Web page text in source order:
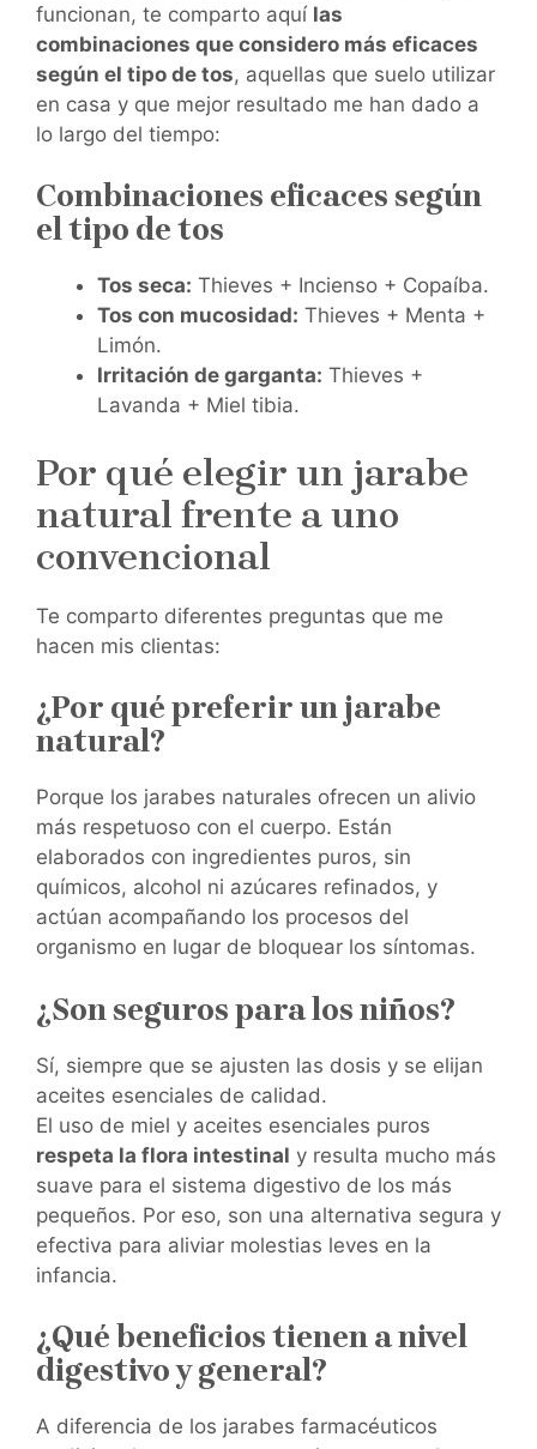
funcionan, te comparto aquí las
combinaciones que considero más eficaces
según el tipo de tos, aquellas que suelo utilizar
en casa y que mejor resultado me han dado a
lo largo del tiempo:
Combinaciones eficaces según
el tipo de tos
Tos seca: Thieves + Incienso + Copaíba.
Tos con mucosidad: Thieves + Menta +
Limón.
Irritación de garganta: Thieves +
Lavanda + Miel tibia.
Por qué elegir un jarabe
natural frente a uno
convencional
Te comparto diferentes preguntas que me
hacen mis clientas:
¿Por qué preferir un jarabe
natural?
Porque los jarabes naturales ofrecen un alivio
más respetuoso con el cuerpo. Están
elaborados con ingredientes puros, sin
químicos, alcohol ni azúcares refinados, y
actúan acompañando los procesos del
organismo en lugar de bloquear los síntomas.
¿Son seguros para los niños?
Sí, siempre que se ajusten las dosis y se elijan
aceites esenciales de calidad.
El uso de miel y aceites esenciales puros
respeta la flora intestinal y resulta mucho más
suave para el sistema digestivo de los más
pequeños. Por eso, son una alternativa segura y
efectiva para aliviar molestias leves en la
infancia.
¿Qué beneficios tienen a nivel
digestivo y general?
A diferencia de los jarabes farmacéuticos